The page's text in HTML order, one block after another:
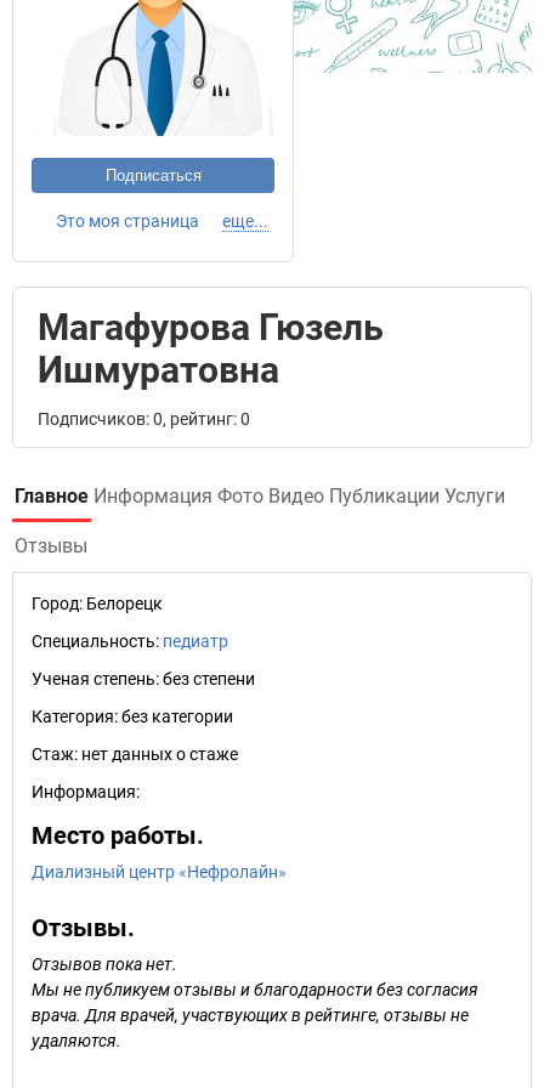
Подписаться
Это моя страница еще...
Магафурова Гюзель
Ишмуратовна
Подписчиков: 0, рейтинг: 0
Главное Информация Фото Видео Публикации Услуги
Отзывы
Город: Белорецк
Специальность: педиатр
Ученая степень:без степени
Категория:без категории
Стаж: нет данных о стаже
Информация:
Место работы.
Диализный центр «Нефролайн»
Отзывы.
Отзывов пока нет.
Мы не публикуем отзывы и благодарности без согласия
врача. Для врачей, участвующих в рейтинге, отзывы не
удаляются.